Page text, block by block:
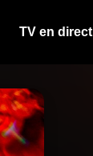
TV en direct